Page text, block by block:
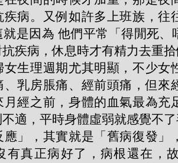
疾病。又例如許多上班族，往
是因為 他們平常「得閒死、
疾病，休息時才有精力去重
女生理週期尤其明顯，不少女
、乳房脹痛、經前頭痛，但來
月經之前，身體的血氣最為充
適，平時身體虛弱就感覺不
應」，其實就是「舊病復發」
有真正病好了，病根還在，